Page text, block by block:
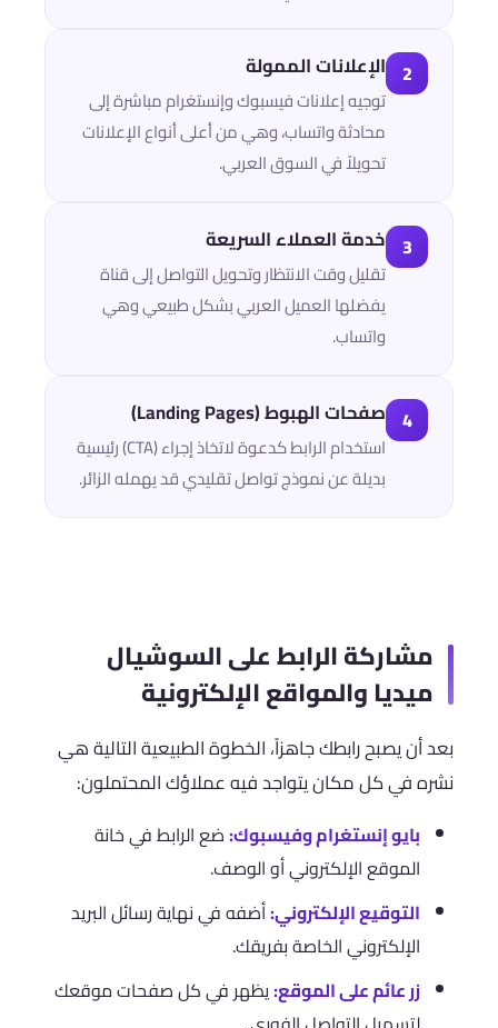
2 الإعلانات الممولة
توجيه إعلانات فيسبوك وإنستغرام مباشرة إلى
محادثة واتساب، وهي من أعلى أنواع الإعلانات
تحويلاً في السوق العربي.
3 خدمة العملاء السريعة
تقليل وقت الانتظار وتحويل التواصل إلى قناة
يفضلها العميل العربي بشكل طبيعي وهي
واتساب.
4 صفحات الهبوط (Landing Pages)
استخدام الرابط كدعوة لاتخاذ إجراء (CTA) رئيسية
بديلة عن نموذج تواصل تقليدي قد يهمله الزائر.
مشاركة الرابط على السوشيال
ميديا والمواقع الإلكترونية
بعد أن يصبح رابطك جاهزاً، الخطوة الطبيعية التالية هي
نشره في كل مكان يتواجد فيه عملاؤك المحتملون:
بايو إنستغرام وفيسبوك:ضع الرابط في خانة
الموقع الإلكتروني أو الوصف.
التوقيع الإلكتروني:أضفه في نهاية رسائل البريد
الإلكتروني الخاصة بفريقك.
زر عائم على الموقع:يظهر في كل صفحات موقعك